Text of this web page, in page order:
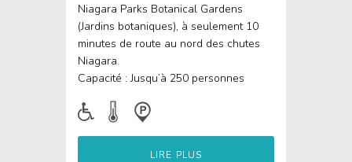
Niagara Parks Botanical Gardens
(Jardins botaniques), à seulement 10
minutes de route au nord des chutes
Niagara.
Capacité : Jusqu’à 250 personnes
LIRE PLUS